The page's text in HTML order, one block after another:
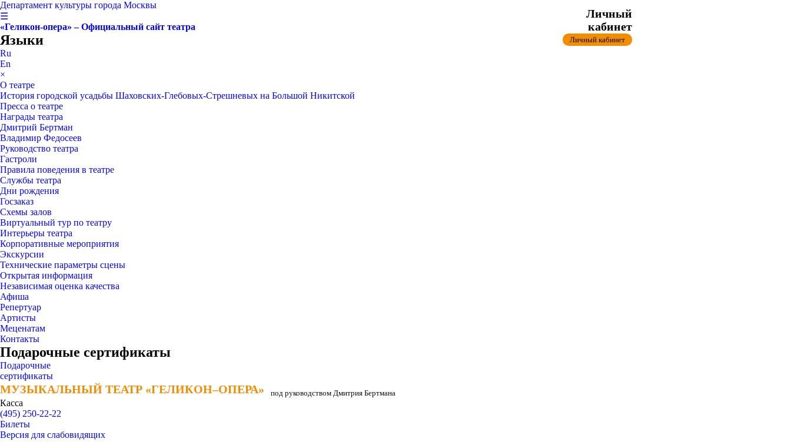
Департамент культуры города Москвы
☰
«Геликон-опера» – Официальный сайт театра
Языки
Ru
En
×
О театре
История городской усадьбы Шаховских-Глебовых-Стрешневых на Большой Никитской
Пресса о театре
Награды театра
Дмитрий Бертман
Владимир Федосеев
Руководство театра
Гастроли
Правила поведения в театре
Службы театра
Дни рождения
Госзаказ
Схемы залов
Виртуальный тур по театру
Интерьеры театра
Корпоративные мероприятия
Экскурсии
Технические параметры сцены
Открытая информация
Независимая оценка качества
Афиша
Репертуар
Артисты
Меценатам
Контакты
Подарочные сертификаты
Подарочные
сертификаты
МУЗЫКАЛЬНЫЙ ТЕАТР «ГЕЛИКОН–ОПЕРА»
МУЗЫКАЛЬНЫЙ ТЕАТР «ГЕЛИКОН–ОПЕРА» под руководством Дмитрия Бертмана
Касса
(495) 250-22-22
Личный
кабинет
Личный кабинет
Билеты
Версия для слабовидящих